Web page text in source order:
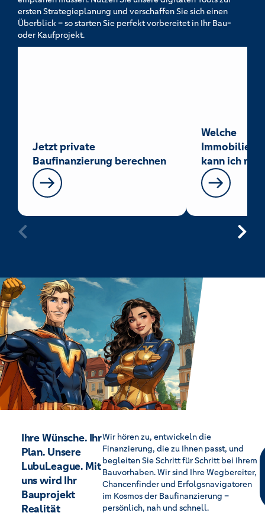
ersten Strategieplanung und verschaffen Sie sich einen
Überblick – so starten Sie perfekt vorbereitet in Ihr Bau-
oder Kaufprojekt.
Jetzt private
Baufinanzierung berechnen
Welche
kann ich mir
Ihre Wünsche. Ihr
Plan. Unsere
LubuLeague. Mit
uns wird Ihr
Bauprojekt
Realität
Wir hören zu, entwickeln die
Finanzierung, die zu Ihnen passt, und
begleiten Sie Schritt für Schritt bei Ihrem
Bauvorhaben. Wir sind Ihre Wegbereiter,
Chancenfinder und Erfolgsnavigatoren
im Kosmos der Baufinanzierung –
persönlich, nah und schnell.